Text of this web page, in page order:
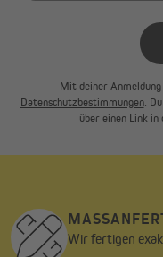
Schritt 4
Mit deiner
Datenschutzbestimmungen.
über einen Link
Wir fertigen